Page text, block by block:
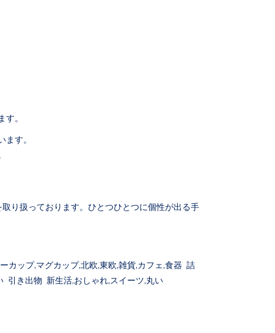
す。
ます。
り扱っております。ひとつひとつに個性が出る手
カップ,マグカップ,北欧,東欧,雑貨,カフェ,食器 詰
き出物 新生活,おしゃれ,スイーツ,丸い